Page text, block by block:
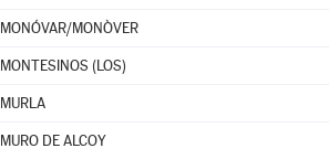
MONÓVAR/MONÒVER
MONTESINOS (LOS)
MURLA
MURO DE ALCOY